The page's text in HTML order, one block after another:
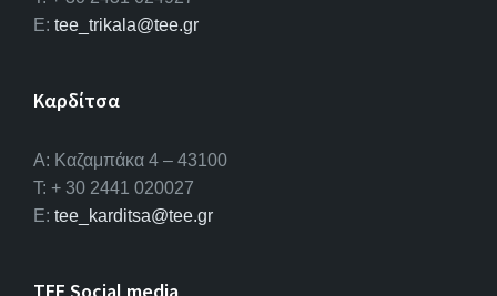
E: tee_trikala@tee.gr
Καρδίτσα
Α: Καζαμπάκα 4 – 43100
T: + 30 2441 020027
E: tee_karditsa@tee.gr